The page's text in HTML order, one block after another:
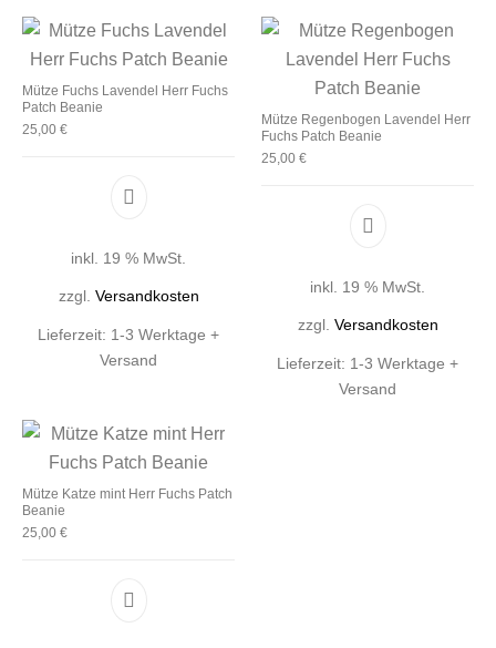
Mütze Fuchs Lavendel Herr Fuchs
Patch Beanie
25,00 €
inkl. 19 % MwSt.
zzgl. Versandkosten
Lieferzeit: 1-3 Werktage +
Versand
Mütze Regenbogen Lavendel Herr
Fuchs Patch Beanie
25,00 €
inkl. 19 % MwSt.
zzgl. Versandkosten
Lieferzeit: 1-3 Werktage +
Versand
Mütze Katze mint Herr Fuchs Patch
Beanie
25,00 €